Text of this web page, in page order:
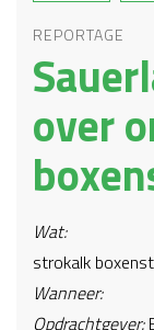
REPORTAGE
over
Wat:
Klant
strokalk
Wanneer:
Opdrachtgever: